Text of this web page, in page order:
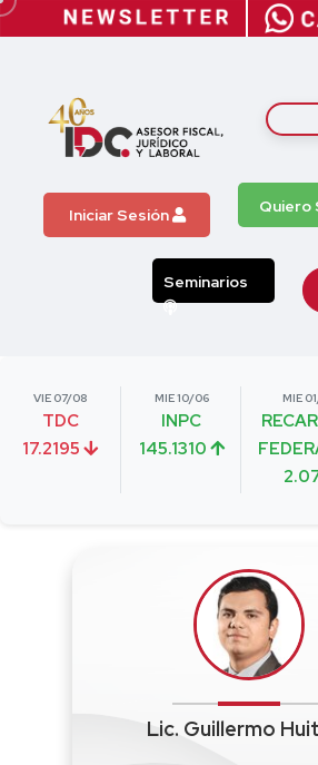
Iniciar Sesión Quiero
Seminarios
VIE 07/08
TDC
17.2195
MIE 10/06
INPC
145.1310
MIE
Lic. Guillermo